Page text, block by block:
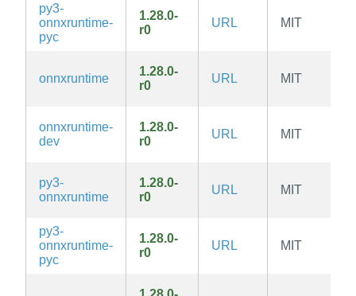
py3-
onnxruntime-
pyc
1.28.0-
r0
URL MIT
onnxruntime
1.28.0-
r0
URL MIT
onnxruntime-
dev
1.28.0-
r0
URL MIT
py3-
onnxruntime
1.28.0-
r0
URL MIT
py3-
onnxruntime-
pyc
1.28.0-
r0
URL MIT